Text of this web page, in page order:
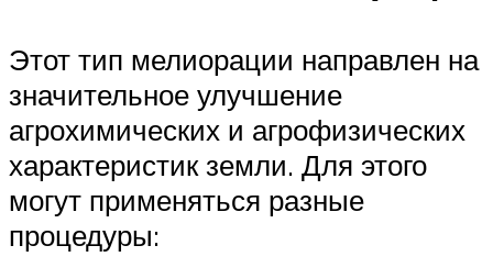
Этот тип мелиорации направлен на
значительное улучшение
агрохимических и агрофизических
характеристик земли. Для этого
могут применяться разные
процедуры: